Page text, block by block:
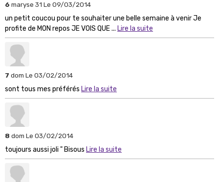
6 maryse 31 Le 09/03/2014
un petit coucou pour te souhaiter une belle semaine à venir Je
profite de MON repos JE VOIS QUE ... Lire la suite
7 dom Le 03/02/2014
sont tous mes préférés Lire la suite
8 dom Le 03/02/2014
toujours aussi joli " Bisous Lire la suite